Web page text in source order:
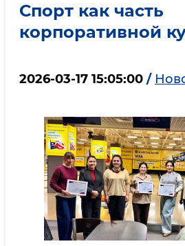
Спорт как часть
корпоративной
2026-03-17 15:05:00 /